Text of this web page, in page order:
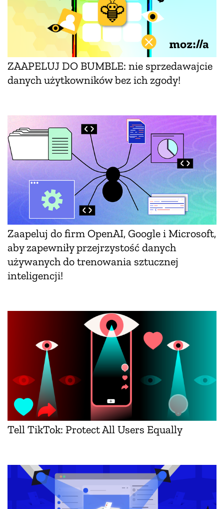
ZAAPELUJ DO BUMBLE: nie sprzedawajcie
danych użytkowników bez ich zgody!
Zaapeluj do firm OpenAI, Google i Microsoft,
aby zapewniły przejrzystość danych
używanych do trenowania sztucznej
inteligencji!
Tell TikTok: Protect All Users Equally